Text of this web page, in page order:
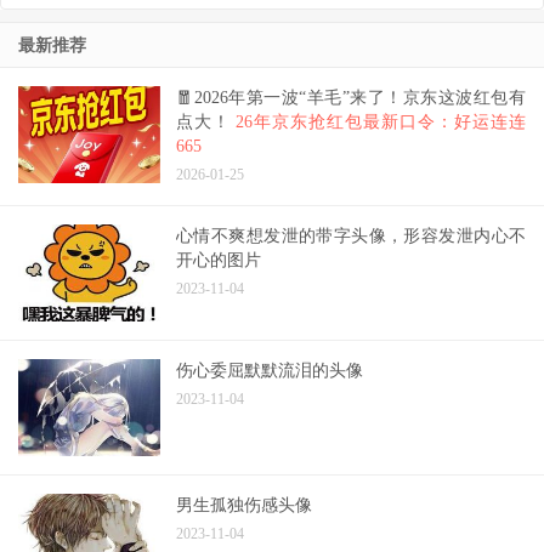
最新推荐
🧧2026年第一波“羊毛”来了！京东这波红包有
点大！ 26年京东抢红包最新口令：好运连连
665
2026-01-25
心情不爽想发泄的带字头像，形容发泄内心不
开心的图片
2023-11-04
伤心委屈默默流泪的头像
2023-11-04
男生孤独伤感头像
2023-11-04